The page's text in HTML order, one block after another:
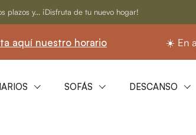
plazos y... ¡Disfruta de tu nuevo hogar!
nuestro horario ☀️ En
SOFÁS DESCANSO